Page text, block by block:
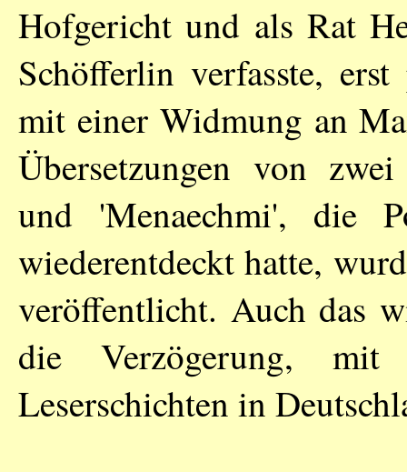
Hofgericht und als Rat
Schöfferlin verfasste,
mit einer Widmung an
Übersetzungen von
und 'Menaechmi', die
wiederentdeckt hatte,
veröffentlicht. Auch das
die Verzögerung,
Leserschichten in